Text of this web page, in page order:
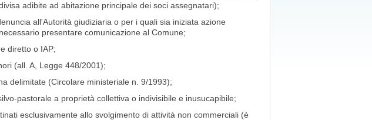
adibite ad abitazione principale dei soci assegnatari);
all'Autorità giudiziaria o per i quali sia iniziata azione
presentare comunicazione al Comune;
diretto o IAP;
(all. A, Legge 448/2001);
delimitate (Circolare ministeriale n. 9/1993);
pastorale a proprietà collettiva o indivisibile e inusucapibile;
esclusivamente allo svolgimento di attività non commerciali (è